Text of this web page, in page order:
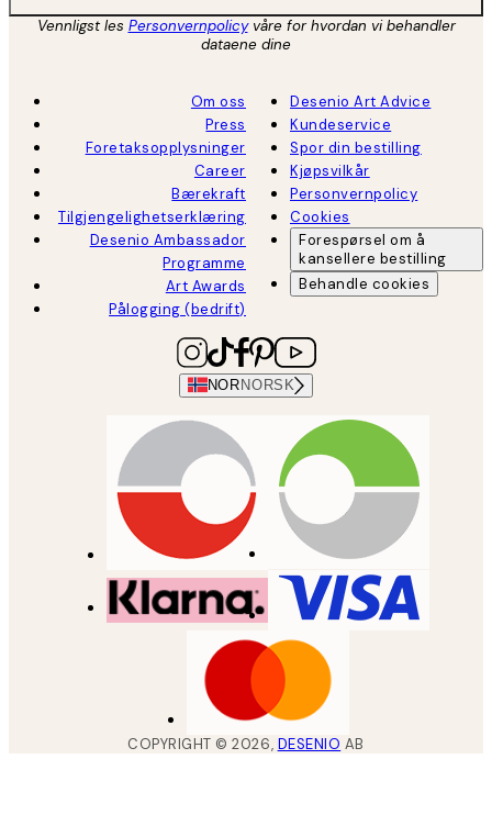
Vennligst les Personvernpolicyvåre for hvordan vi behandler
dataene dine
Om oss
Press
Foretaksopplysninger
Career
Bærekraft
Tilgjengelighetserklæring
Desenio Ambassador
Programme
Art Awards
Pålogging (bedrift)
Desenio Art Advice
Kundeservice
Spor din bestilling
Kjøpsvilkår
Personvernpolicy
Cookies
Forespørsel om å
kansellere bestilling
Behandle cookies
NOR NORSK
COPYRIGHT ©2026, DESENIO AB